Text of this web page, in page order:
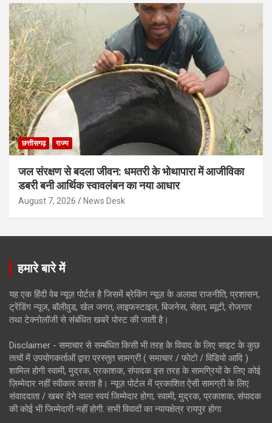
छत्तीसगढ़ राज्य
जल संरक्षण से बदला जीवन: धमतरी के भोथापारा में आजीविका
डबरी बनी आर्थिक स्वावलंबन का नया आधार
August 7, 2026 News Desk
हमारे बारे में
यह एक हिंदी वेब न्यूज़ पोर्टल है जिसमें ब्रेकिंग न्यूज़ के अलावा राजनीति, प्रशासन,
ट्रेंडिंग न्यूज, बॉलीवुड, खेल जगत, लाइफस्टाइल, बिजनेस, सेहत, ब्यूटी, रोजगार
तथा टेक्नोलॉजी से संबंधित खबरें पोस्ट की जाती है।
Disclaimer - समाचार से सम्बंधित किसी भी तरह के विवाद के लिए साइट के कुछ
तत्वों में उपयोगकर्ताओं द्वारा प्रस्तुत सामग्री ( समाचार / फोटो / विडियो आदि )
शामिल होगी स्वामी, मुद्रक, प्रकाशक, संपादक इस तरह के सामग्रियों के लिए कोई
ज़िम्मेदार नहीं स्वीकार करता है। न्यूज़ पोर्टल में प्रकाशित ऐसी सामग्री के लिए
संवाददाता / खबर देने वाला स्वयं जिम्मेदार होगा, स्वामी, मुद्रक, प्रकाशक, संपादक
की कोई भी जिम्मेदारी नहीं होगी. सभी विवादों का न्यायक्षेत्र रायपुर होगा